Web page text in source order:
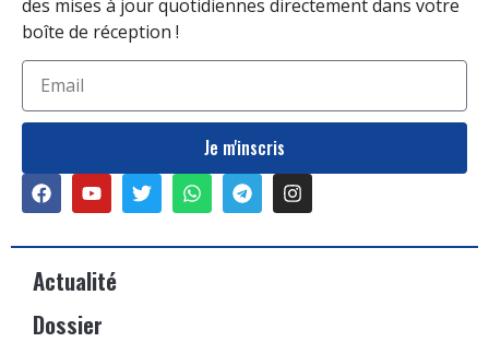
des mises à jour quotidiennes directement dans votre
boîte de réception !
Je m'inscris
Actualité
Dossier